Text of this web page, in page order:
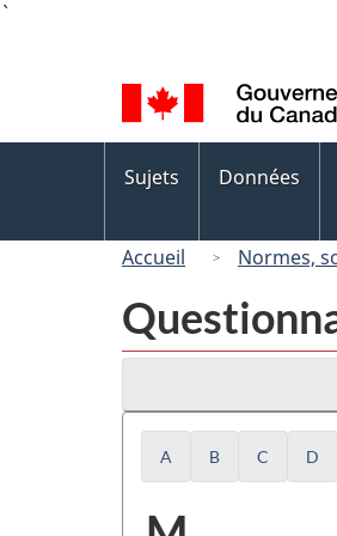
selection
des
Sujets Données
Accueil Normes,
A B C D